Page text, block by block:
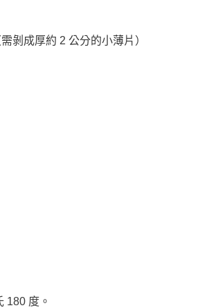
剝成厚約 2 公分的小薄片）
180 度。